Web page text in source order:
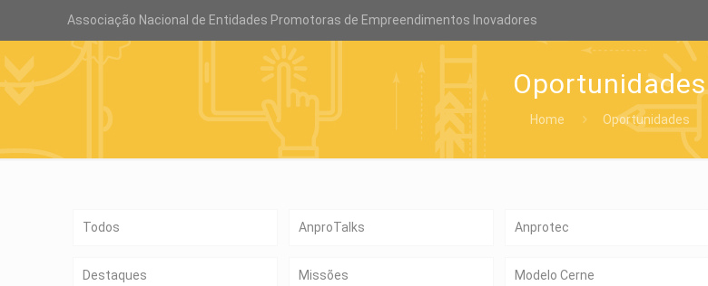
Associação Nacional de Entidades Promotoras de Empreendimentos Inovadores
Oportunidades
Home Oportunidades
Todos AnproTalks Anprotec
Destaques Missões Modelo Cerne